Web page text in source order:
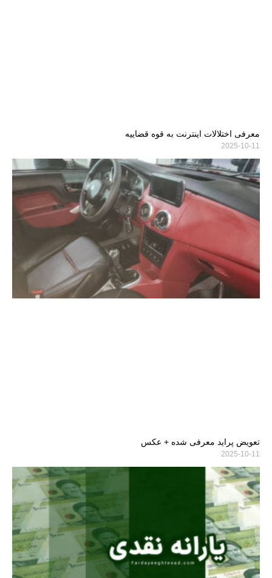
معرفی اختلالات اینترنت به قوه قضاییه
2025-10-11
تعویض پراید معرفی شده + عکس
2025-10-11